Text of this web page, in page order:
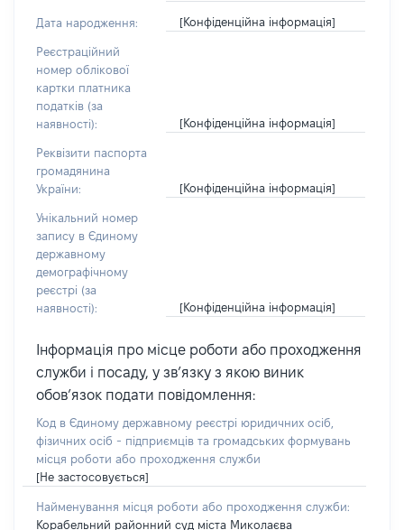
Дата народження: [Конфіденційна інформація]
Реєстраційний
номер облікової
картки платника
податків (за
наявності):
[Конфіденційна інформація]
Реквізити паспорта
громадянина
України:
[Конфіденційна інформація]
Унікальний номер
запису в Єдиному
державному
демографічному
реєстрі (за
наявності):
[Конфіденційна інформація]
Інформація про місце роботи або проходження
служби і посаду, у зв’язку з якою виник
обов’язок подати повідомлення:
Код в Єдиному державному реєстрі юридичних осіб,
фізичних осіб - підприємців та громадських формувань
місця роботи або проходження служби
[Не застосовується]
Найменування місця роботи або проходження служби:
Корабельний районний суд міста Миколаєва